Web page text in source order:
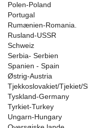
Polen-Poland
Portugal
Rumænien-Romania.
Rusland-USSR
Schweiz
Serbia- Serbien
Spanien - Spain
Østrig-Austria
Tjekkoslovakiet/Tjekiet/
Tyskland-Germany
Tyrkiet-Turkey
Ungarn-Hungary